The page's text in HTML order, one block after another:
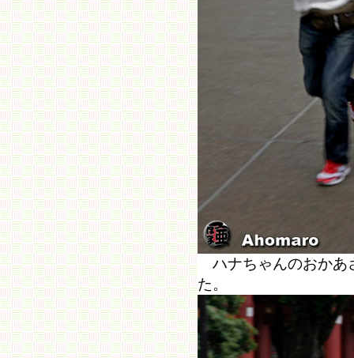
ハナちゃんのおかあ
た。